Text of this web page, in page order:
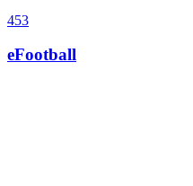
453
eFootball